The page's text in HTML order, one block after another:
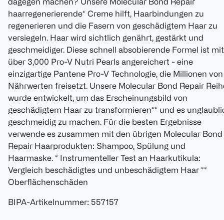
haarregenerierende* Creme hilft, Haarbindungen zu
regenerieren und die Fasern von geschädigtem Haar zu
versiegeln. Haar wird sichtlich genährt, gestärkt und
geschmeidiger. Diese schnell absobierende Formel ist mit
über 3,000 Pro-V Nutri Pearls angereichert - eine
einzigartige Pantene Pro-V Technologie, die Millionen von
Nährwerten freisetzt. Unsere Molecular Bond Repair
wurde entwickelt, um das Erscheinungsbild von
geschädigtem Haar zu transformieren** und es
geschmeidig zu machen. Für die besten Ergebnisse
verwende es zusammen mit den übrigen Molecular Bond
Repair Haarprodukten: Shampoo, Spülung und
Haarmaske. * Instrumenteller Test an Haarkutikula:
Vergleich beschädigtes und unbeschädigtem Haar **
Oberflächenschäden
BIPA-Artikelnummer: 557157